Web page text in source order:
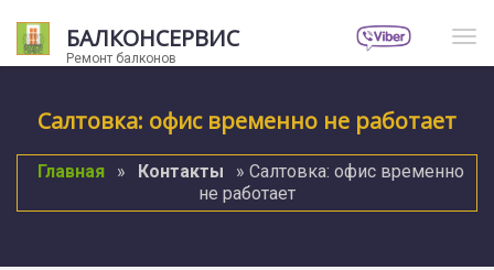
БАЛКОНСЕРВИС
Ремонт балконов
Салтовка: офис временно не работает
Главная » Контакты
» Салтовка: офис временно
не работает